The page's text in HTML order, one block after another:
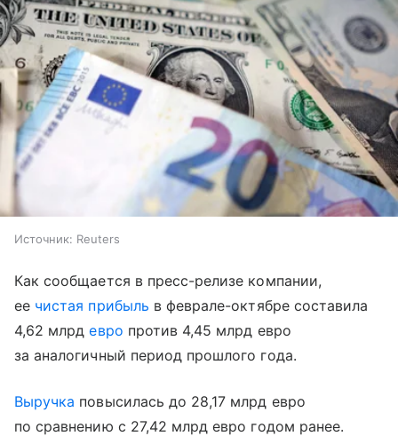
Источник: Reuters
Как сообщается в пресс-релизе компании,
ее чистая прибыль в феврале-октябре составила
4,62 млрдевро против 4,45 млрд евро
за аналогичный период прошлого года.
Выручка повысилась до 28,17 млрд евро
по сравнению с 27,42 млрд евро годом ранее.